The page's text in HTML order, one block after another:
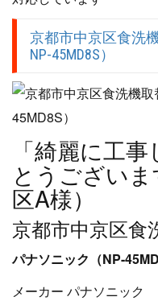
京都市中京区食洗
NP-45MD8S）
「綺麗に工
とうござい
区A様）
京都市中京区食
パナソニック（NP-
メーカー パナソニック